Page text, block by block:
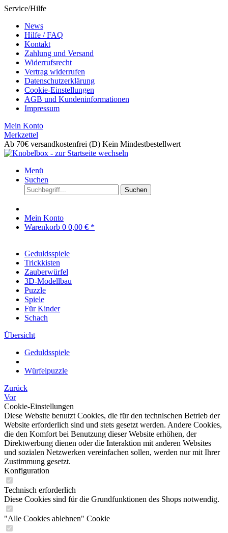
Service/Hilfe
News
Hilfe / FAQ
Kontakt
Zahlung und Versand
Widerrufsrecht
Vertrag widerrufen
Datenschutzerklärung
Cookie-Einstellungen
AGB und Kundeninformationen
Impressum
Mein Konto
Merkzettel
Ab 70€ versandkostenfrei (D) Kein Mindestbestellwert
Menü
Suchen
Suchen
Mein Konto
Warenkorb 0 0,00 € *
Geduldsspiele
Trickkisten
Zauberwürfel
3D-Modellbau
Puzzle
Spiele
Für Kinder
Schach
Übersicht
Geduldsspiele
Würfelpuzzle
Zurück
Vor
Cookie-Einstellungen
Diese Website benutzt Cookies, die für den technischen Betrieb der
Website erforderlich sind und stets gesetzt werden. Andere Cookies,
die den Komfort bei Benutzung dieser Website erhöhen, der
Direktwerbung dienen oder die Interaktion mit anderen Websites
und sozialen Netzwerken vereinfachen sollen, werden nur mit Ihrer
Zustimmung gesetzt.
Konfiguration
Technisch erforderlich
Diese Cookies sind für die Grundfunktionen des Shops notwendig.
"Alle Cookies ablehnen" Cookie